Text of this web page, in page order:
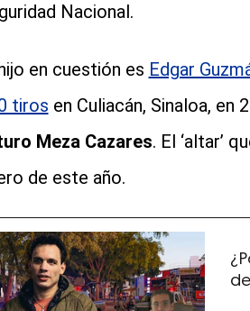
Nacional.
en cuestión es Edgar
tiros en Culiacán, Sinaloa, en
Meza Cazares. El ‘altar’
de este año.